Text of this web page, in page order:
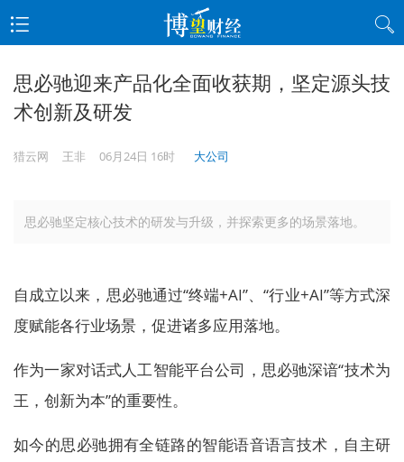
思必驰迎来产品化全面收获期，坚定源头技
术创新及研发
猎云网 王非 06月24日 16时 大公司
思必驰坚定核心技术的研发与升级，并探索更多的场景落地。
自成立以来，思必驰通过“终端+AI”、“行业+AI”等方式深
度赋能各行业场景，促进诸多应用落地。
作为一家对话式人工智能平台公司，思必驰深谙“技术为
王，创新为本”的重要性。
如今的思必驰拥有全链路的智能语音语言技术，自主研